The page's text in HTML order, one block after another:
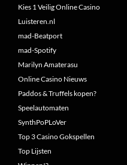
Kies 1 Veilig Online Casino
Luisteren.nl
mad-Beatport
mad-Spotify
Marilyn Amaterasu
Online Casino Nieuws
Paddos & Truffels kopen?
Speelautomaten
SynthPoPLoVer
Top 3 Casino Gokspellen
Top Lijsten